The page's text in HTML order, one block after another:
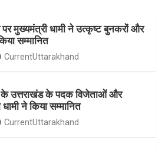
t
e
r
t
e
u
पर मुख्यमंत्री धामी ने उत्कृष्ट बुनकरों और
सम्मानित
CurrentUttarakhand
उत्तराखंड के पदक विजेताओं और
ने किया सम्मानित
CurrentUttarakhand